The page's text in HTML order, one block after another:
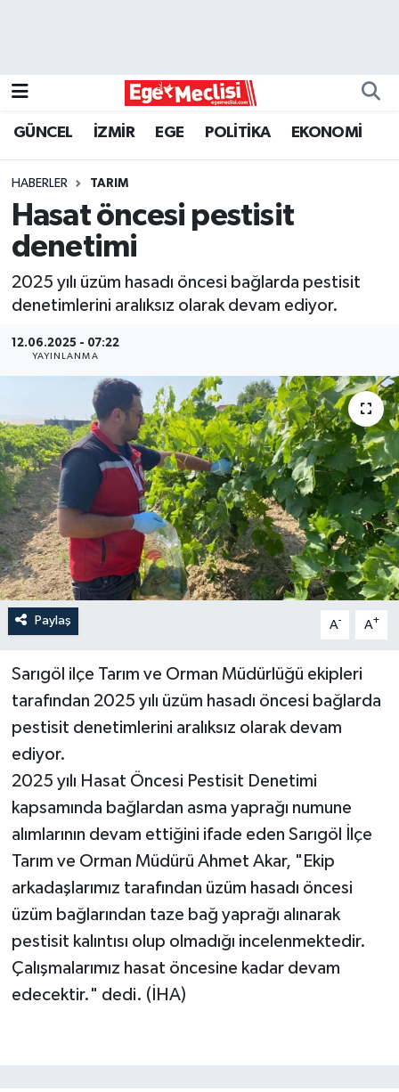
GÜNCEL İZMİR EGE POLİTİKA EKONOMİ
HABERLER TARIM
Hasat öncesi pestisit
denetimi
2025 yılı üzüm hasadı öncesi bağlarda pestisit
denetimlerini aralıksız olarak devam ediyor.
12.06.2025 - 07:22
YAYINLANMA
Paylaş A- A+
Sarıgöl ilçe Tarım ve Orman Müdürlüğü ekipleri
tarafından 2025 yılı üzüm hasadı öncesi bağlarda
pestisit denetimlerini aralıksız olarak devam
ediyor.
2025 yılı Hasat Öncesi Pestisit Denetimi
kapsamında bağlardan asma yaprağı numune
alımlarının devam ettiğini ifade eden Sarıgöl İlçe
Tarım ve Orman Müdürü Ahmet Akar, "Ekip
arkadaşlarımız tarafından üzüm hasadı öncesi
üzüm bağlarından taze bağ yaprağı alınarak
pestisit kalıntısı olup olmadığı incelenmektedir.
Çalışmalarımız hasat öncesine kadar devam
edecektir." dedi. (İHA)
GÜNCEL
İZMİR
ÖZEL HABER
POLİTİKA
Programlar
YAŞAM